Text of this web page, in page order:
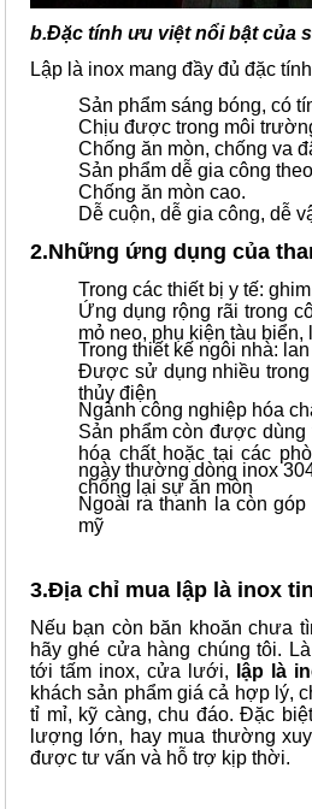
b.Đặc tính ưu việt nổi bật của
Lập là inox mang đầy đủ đặc
Sản phẩm sáng bóng, có
Chịu được trong môi
Chống ăn mòn, chống va
Sản phẩm dễ gia công
Chống ăn mòn cao.
Dễ cuộn, dễ gia công, dễ
2.Những ứng dụng của
Trong các thiết bị y tế:
Ứng dụng rộng rãi trong
mỏ neo, phụ kiện tàu biển,
Trong thiết kế ngôi nhà:
Được sử dụng nhiều
thủy điện
Ngành công nghiệp hóa
Sản phẩm còn được
hóa chất hoặc tại các
ngày thường dòng inox
chống lại sự ăn mòn
Ngoài ra thanh la còn
mỹ
3.Địa chỉ mua lập là inox
Nếu bạn còn băn khoăn chưa
hãy ghé cửa hàng chúng tôi.
tới tấm inox, cửa lưới,
lập là
khách sản phẩm giá cả hợp lý,
tỉ mỉ, kỹ càng, chu đáo. Đặc
lượng lớn, hay mua thường
được tư vấn và hỗ trợ kịp thời.